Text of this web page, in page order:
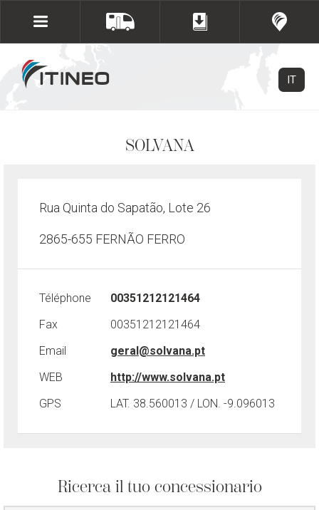
IT
SOLVANA
Rua Quinta do Sapatão, Lote 26
2865-655 FERNÃO FERRO
Téléphone
00351212121464
Fax
00351212121464
Email
geral@solvana.pt
WEB
http://www.solvana.pt
GPS
LAT. 38.560013 / LON. -9.096013
Ricerca il tuo concessionario